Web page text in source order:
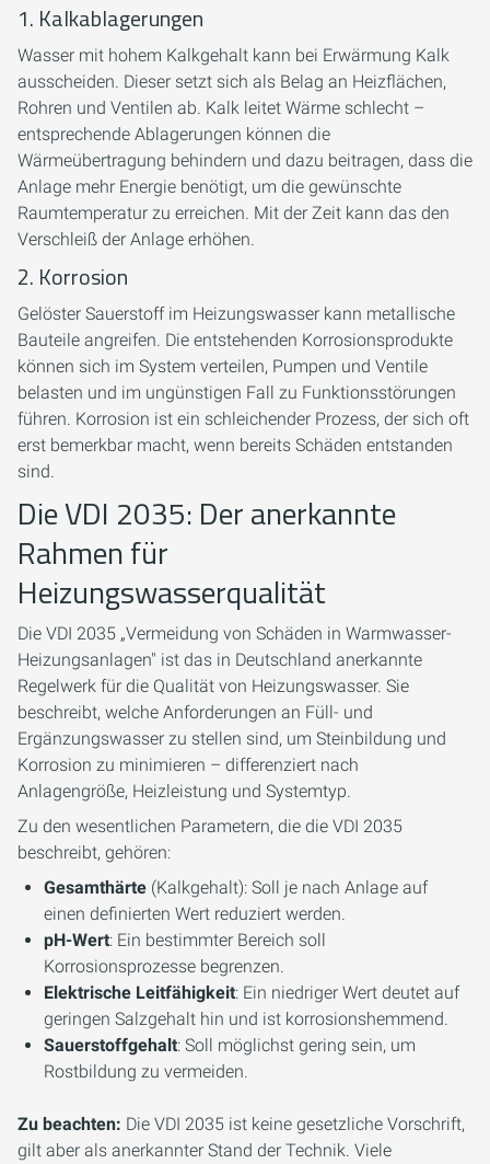
1. Kalkablagerungen
Wasser mit hohem Kalkgehalt kann bei Erwärmung Kalk
ausscheiden. Dieser setzt sich als Belag an Heizflächen,
Rohren und Ventilen ab. Kalk leitet Wärme schlecht –
entsprechende Ablagerungen können die
Wärmeübertragung behindern und dazu beitragen, dass die
Anlage mehr Energie benötigt, um die gewünschte
Raumtemperatur zu erreichen. Mit der Zeit kann das den
Verschleiß der Anlage erhöhen.
2. Korrosion
Gelöster Sauerstoff im Heizungswasser kann metallische
Bauteile angreifen. Die entstehenden Korrosionsprodukte
können sich im System verteilen, Pumpen und Ventile
belasten und im ungünstigen Fall zu Funktionsstörungen
führen. Korrosion ist ein schleichender Prozess, der sich oft
erst bemerkbar macht, wenn bereits Schäden entstanden
sind.
Die VDI 2035: Der anerkannte
Rahmen für
Heizungswasserqualität
Die VDI 2035 „Vermeidung von Schäden in Warmwasser-
Heizungsanlagen" ist das in Deutschland anerkannte
Regelwerk für die Qualität von Heizungswasser. Sie
beschreibt, welche Anforderungen an Füll- und
Ergänzungswasser zu stellen sind, um Steinbildung und
Korrosion zu minimieren – differenziert nach
Anlagengröße, Heizleistung und Systemtyp.
Zu den wesentlichen Parametern, die die VDI 2035
beschreibt, gehören:
Gesamthärte (Kalkgehalt): Soll je nach Anlage auf
einen definierten Wert reduziert werden.
pH-Wert: Ein bestimmter Bereich soll
Korrosionsprozesse begrenzen.
Elektrische Leitfähigkeit: Ein niedriger Wert deutet auf
geringen Salzgehalt hin und ist korrosionshemmend.
Sauerstoffgehalt: Soll möglichst gering sein, um
Rostbildung zu vermeiden.
Zu beachten: Die VDI 2035 ist keine gesetzliche Vorschrift,
gilt aber als anerkannter Stand der Technik. Viele